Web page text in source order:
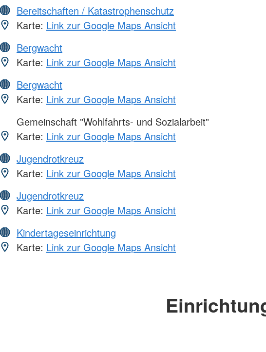
Bereitschaften / Katastrophenschutz
Karte: Link zur Google Maps Ansicht
Bergwacht
Karte: Link zur Google Maps Ansicht
Bergwacht
Karte: Link zur Google Maps Ansicht
Gemeinschaft "Wohlfahrts- und Sozialarbeit"
Karte: Link zur Google Maps Ansicht
Jugendrotkreuz
Karte: Link zur Google Maps Ansicht
Jugendrotkreuz
Karte: Link zur Google Maps Ansicht
Kindertageseinrichtung
Karte: Link zur Google Maps Ansicht